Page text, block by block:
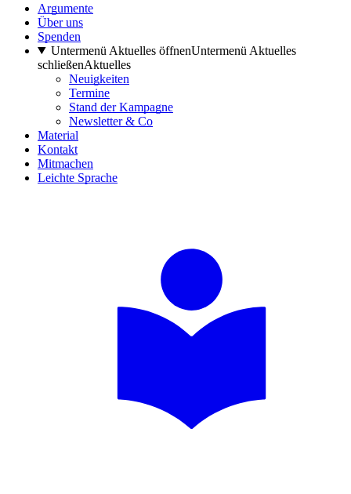
Argumente
Über uns
Spenden
Untermenü Aktuelles öffnenUntermenü Aktuelles
schließenAktuelles
Neuigkeiten
Termine
Stand der Kampagne
Newsletter & Co
Material
Kontakt
Mitmachen
Leichte Sprache